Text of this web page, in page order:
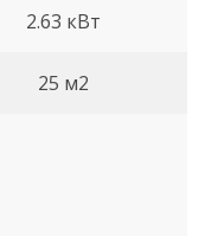
2.63 кВт
25 м2